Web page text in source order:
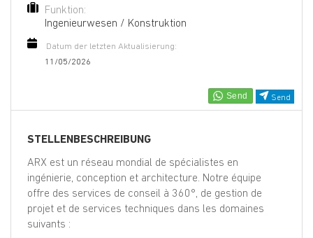
hochladen
Anmelden
Sprache
EN
FR
IT
Send
Funktion:
Ingenieurwesen / Konstruktion
Datum der letzten Aktualisierung:
11/05/2026
STELLENBESCHREIBUNG
ARX est un réseau mondial de spécialistes en
ingénierie, conception et architecture. Notre équipe
offre des services de conseil à 360°, de gestion de
projet et de services techniques dans les domaines
suivants :